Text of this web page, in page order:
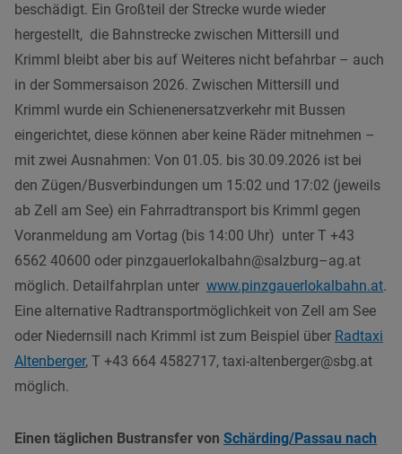
beschädigt. Ein Großteil der Strecke wurde wieder
hergestellt, die Bahnstrecke zwischen Mittersill und
Krimml bleibt aber bis auf Weiteres nicht befahrbar – auch
in der Sommersaison 2026. Zwischen Mittersill und
Krimml wurde ein Schienenersatzverkehr mit Bussen
eingerichtet, diese können aber keine Räder mitnehmen –
mit zwei Ausnahmen: Von 01.05. bis 30.09.2026 ist bei
den Zügen/Busverbindungen um 15:02 und 17:02 (jeweils
ab Zell am See) ein Fahrradtransport bis Krimml gegen
Voranmeldung am Vortag (bis 14:00 Uhr) unter T +43
6562 40600 oder pinzgauerlokalbahn@salzburg–ag.at
möglich. Detailfahrplan unter www.pinzgauerlokalbahn.at.
Eine alternative Radtransportmöglichkeit von Zell am See
oder Niedernsill nach Krimml ist zum Beispiel über Radtaxi
Altenberger, T +43 664 4582717, taxi-altenberger@sbg.at
möglich.
Einen täglichen Bustransfer von Schärding/Passau nach